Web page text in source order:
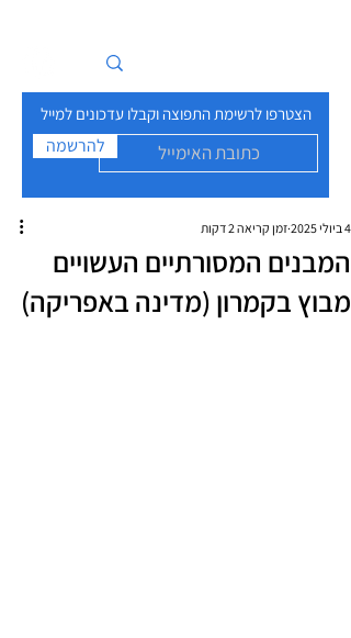
הצטרפו לרשימת התפוצה וקבלו עדכונים למייל
להרשמה
המבנים המסורתיים העשויים
מבוץ בקמרון (מדינה באפריקה)
4 ביולי 2025 זמן קריאה 2 דקות